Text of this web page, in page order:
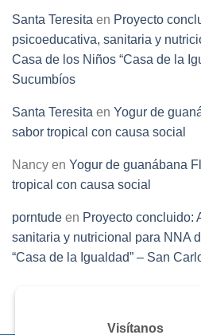
Santa Teresita en Proyecto
psicoeducativa, sanitaria y
Casa de los Niños “Casa de la
Sucumbíos
Santa Teresita en Yogur de
sabor tropical con causa social
Nancy en Yogur de guanábana
tropical con causa social
porntude en Proyecto concluido:
sanitaria y nutricional para NNA
“Casa de la Igualdad” – San
Visítanos